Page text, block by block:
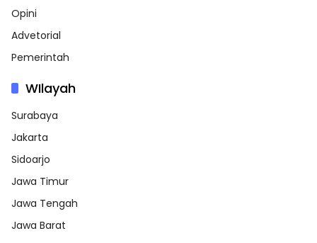
Opini
Advetorial
Pemerintah
WIlayah
Surabaya
Jakarta
Sidoarjo
Jawa Timur
Jawa Tengah
Jawa Barat